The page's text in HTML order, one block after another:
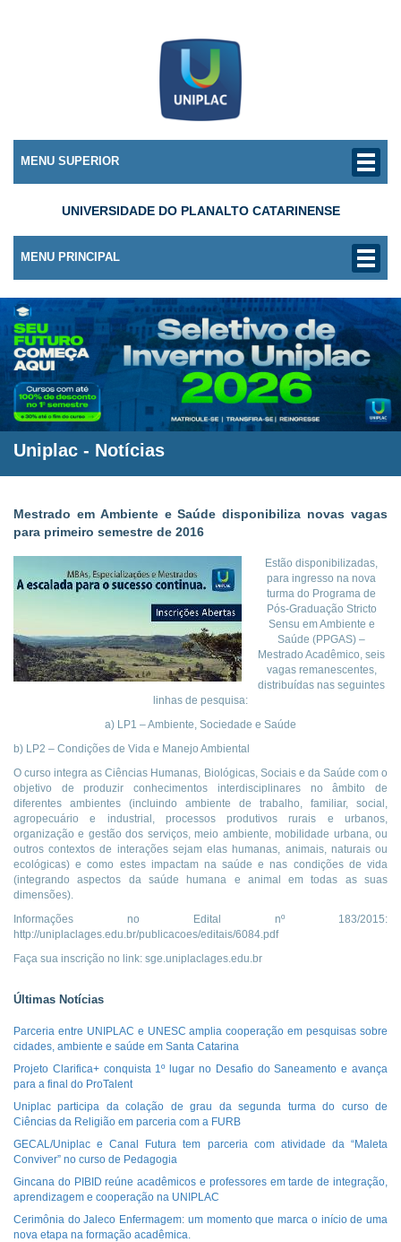
MENU SUPERIOR
UNIVERSIDADE DO PLANALTO CATARINENSE
MENU PRINCIPAL
Uniplac - Notícias
Mestrado em Ambiente e Saúde disponibiliza novas vagas
para primeiro semestre de 2016
Estão disponibilizadas,
para ingresso na nova
turma do Programa de
Pós-Graduação Stricto
Sensu em Ambiente e
Saúde (PPGAS) –
Mestrado Acadêmico, seis
vagas remanescentes,
distribuídas nas seguintes
linhas de pesquisa:
a) LP1 – Ambiente, Sociedade e Saúde
b) LP2 – Condições de Vida e Manejo Ambiental
O curso integra as Ciências Humanas, Biológicas, Sociais e da Saúde com o
objetivo de produzir conhecimentos interdisciplinares no âmbito de
diferentes ambientes (incluindo ambiente de trabalho, familiar, social,
agropecuário e industrial, processos produtivos rurais e urbanos,
organização e gestão dos serviços, meio ambiente, mobilidade urbana, ou
outros contextos de interações sejam elas humanas, animais, naturais ou
ecológicas) e como estes impactam na saúde e nas condições de vida
(integrando aspectos da saúde humana e animal em todas as suas
dimensões).
Informações no Edital nº 183/2015:
http://uniplaclages.edu.br/publicacoes/editais/6084.pdf
Faça sua inscrição no link: sge.uniplaclages.edu.br
Últimas Notícias
Parceria entre UNIPLAC e UNESC amplia cooperação em pesquisas sobre
cidades, ambiente e saúde em Santa Catarina
Projeto Clarifica+ conquista 1º lugar no Desafio do Saneamento e avança
para a final do ProTalent
Uniplac participa da colação de grau da segunda turma do curso de
Ciências da Religião em parceria com a FURB
GECAL/Uniplac e Canal Futura tem parceria com atividade da “Maleta
Conviver” no curso de Pedagogia
Gincana do PIBID reúne acadêmicos e professores em tarde de integração,
aprendizagem e cooperação na UNIPLAC
Cerimônia do Jaleco Enfermagem: um momento que marca o início de uma
nova etapa na formação acadêmica.